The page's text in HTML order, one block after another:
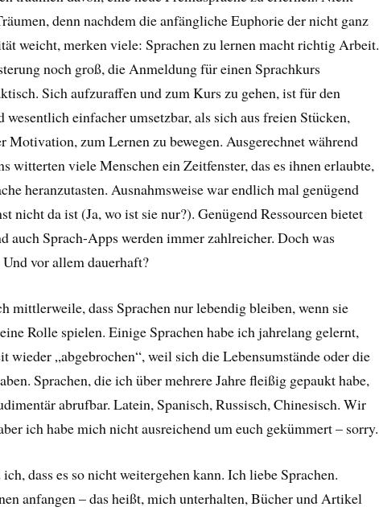
denn nachdem die anfängliche Euphorie der nicht ganz
weicht, merken viele: Sprachen zu lernen macht richtig Arbeit.
noch groß, die Anmeldung für einen Sprachkurs
Sich aufzuraffen und zum Kurs zu gehen, ist für den
wesentlich einfacher umsetzbar, als sich aus freien Stücken,
Motivation, zum Lernen zu bewegen. Ausgerechnet während
witterten viele Menschen ein Zeitfenster, das es ihnen erlaubte,
heranzutasten. Ausnahmsweise war endlich mal genügend
nicht da ist (Ja, wo ist sie nur?). Genügend Ressourcen bietet
auch Sprach-Apps werden immer zahlreicher. Doch was
vor allem dauerhaft?
mittlerweile, dass Sprachen nur lebendig bleiben, wenn sie
Rolle spielen. Einige Sprachen habe ich jahrelang gelernt,
wieder „abgebrochen“, weil sich die Lebensumstände oder die
Sprachen, die ich über mehrere Jahre fleißig gepaukt habe,
abrufbar. Latein, Spanisch, Russisch, Chinesisch. Wir
ich habe mich nicht ausreichend um euch gekümmert – sorry.
dass es so nicht weitergehen kann. Ich liebe Sprachen.
anfangen – das heißt, mich unterhalten, Bücher und Artikel